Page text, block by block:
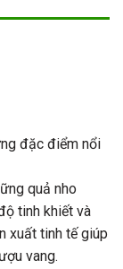
đặc điểm nổi
quả nho
tinh khiết và
xuất tinh tế giúp
vang.